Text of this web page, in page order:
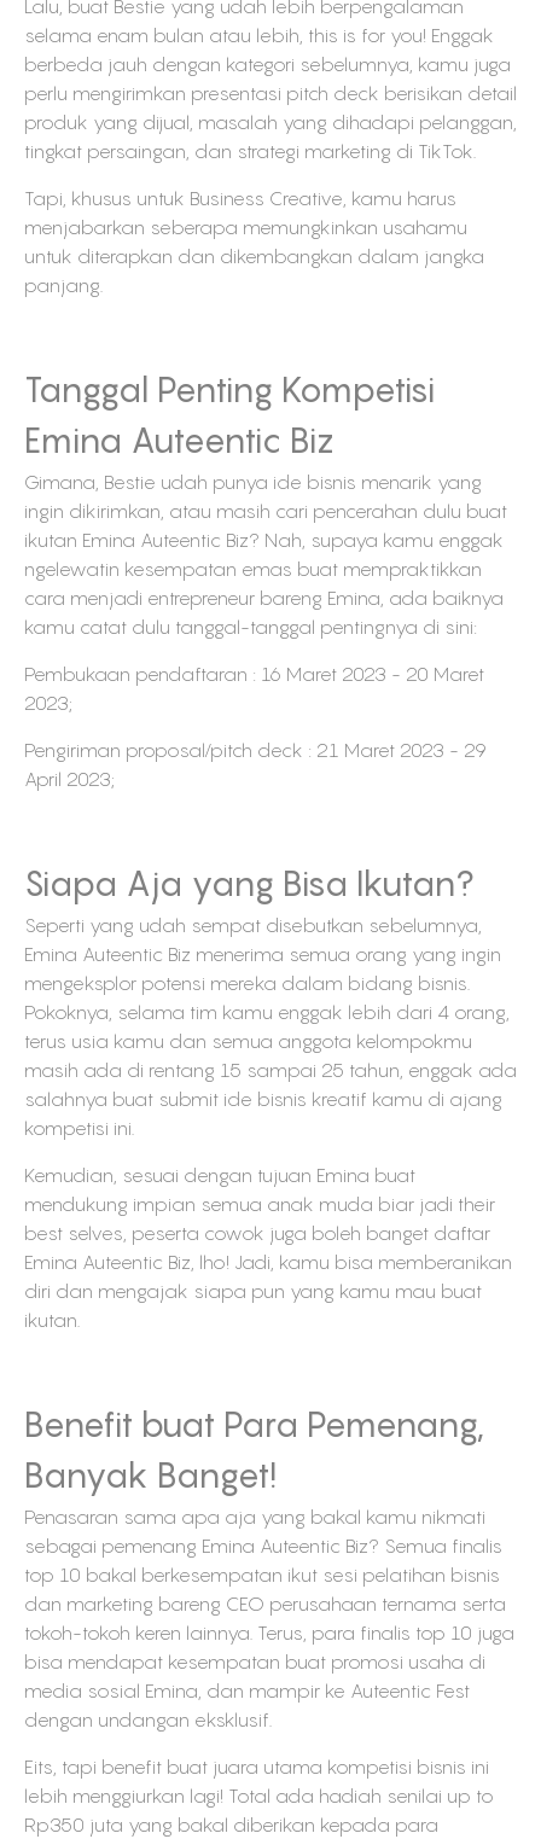
Lalu, buat Bestie yang udah lebih berpengalaman
selama enam bulan atau lebih, this is for you! Enggak
berbeda jauh dengan kategori sebelumnya, kamu juga
perlu mengirimkan presentasi pitch deck berisikan detail
produk yang dijual, masalah yang dihadapi pelanggan,
tingkat persaingan, dan strategi marketing di TikTok.
Tapi, khusus untuk Business Creative, kamu harus
menjabarkan seberapa memungkinkan usahamu
untuk diterapkan dan dikembangkan dalam jangka
panjang.
Tanggal Penting Kompetisi
Emina Auteentic Biz
Gimana, Bestie udah punya ide bisnis menarik yang
ingin dikirimkan, atau masih cari pencerahan dulu buat
ikutan Emina Auteentic Biz? Nah, supaya kamu enggak
ngelewatin kesempatan emas buat mempraktikkan
cara menjadi entrepreneur bareng Emina, ada baiknya
kamu catat dulu tanggal-tanggal pentingnya di sini:
Pembukaan pendaftaran : 16 Maret 2023 - 20 Maret
2023;
Pengiriman proposal/pitch deck : 21 Maret 2023 - 29
April 2023;
Siapa Aja yang Bisa Ikutan?
Seperti yang udah sempat disebutkan sebelumnya,
Emina Auteentic Biz menerima semua orang yang ingin
mengeksplor potensi mereka dalam bidang bisnis.
Pokoknya, selama tim kamu enggak lebih dari 4 orang,
terus usia kamu dan semua anggota kelompokmu
masih ada di rentang 15 sampai 25 tahun, enggak ada
salahnya buat submit ide bisnis kreatif kamu di ajang
kompetisi ini.
Kemudian, sesuai dengan tujuan Emina buat
mendukung impian semua anak muda biar jadi their
best selves, peserta cowok juga boleh banget daftar
Emina Auteentic Biz, lho! Jadi, kamu bisa memberanikan
diri dan mengajak siapa pun yang kamu mau buat
ikutan.
Benefit buat Para Pemenang,
Banyak Banget!
Penasaran sama apa aja yang bakal kamu nikmati
sebagai pemenang Emina Auteentic Biz? Semua finalis
top 10 bakal berkesempatan ikut sesi pelatihan bisnis
dan marketing bareng CEO perusahaan ternama serta
tokoh-tokoh keren lainnya. Terus, para finalis top 10 juga
bisa mendapat kesempatan buat promosi usaha di
media sosial Emina, dan mampir ke Auteentic Fest
dengan undangan eksklusif.
Eits, tapi benefit buat juara utama kompetisi bisnis ini
lebih menggiurkan lagi! Total ada hadiah senilai up to
Rp350 juta yang bakal diberikan kepada para